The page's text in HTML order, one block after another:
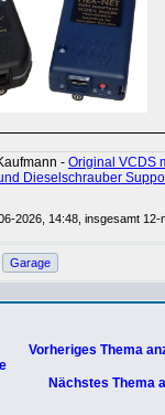
- Original VCDS
Dieselschrauber
2026, 14:48, insgesamt 12-
Garage
Vorheriges Thema
Nächstes Thema